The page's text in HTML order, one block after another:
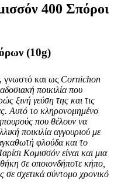
400 Σπόροι
(10g)
, γνωστό και ως Cornichon
ποικιλία που
ξινή γεύση της και τις
Αυτό το κληρονομημένο
που θέλουν να
ποικιλία αγγουριού με
φλούδα και το
Κομισσόν είναι και μια
σε οποιονδήποτε κήπο,
σε σχετικά σύντομο χρονικό